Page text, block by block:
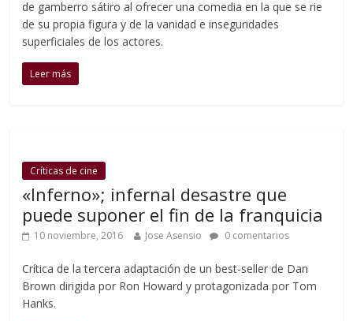
de gamberro sátiro al ofrecer una comedia en la que se rie
de su propia figura y de la vanidad e inseguridades
superficiales de los actores.
Leer más
Críticas de cine
«Inferno»; infernal desastre que
puede suponer el fin de la franquicia
10 noviembre, 2016 Jose Asensio 0 comentarios
Crítica de la tercera adaptación de un best-seller de Dan
Brown dirigida por Ron Howard y protagonizada por Tom
Hanks.